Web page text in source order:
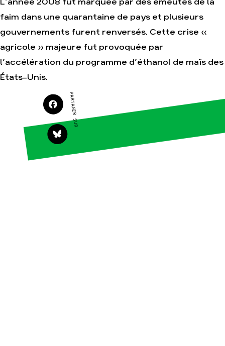
Faire un don
S'engager sur le
terrain
Soutenir les
campagnes
Transmettre tout
ou partie de son
patrimoine
Télécharger
gratuitement les
thématiques
Climat – Énergie
L’année 2008 fut marquée par des émeutes de la
faim dans une quarantaine de pays et plusieurs
gouvernements furent renversés. Cette crise «
agricole » majeure fut provoquée par
l’accélération du programme d’éthanol de maïs des
États-Unis.
PARTAGER SUR